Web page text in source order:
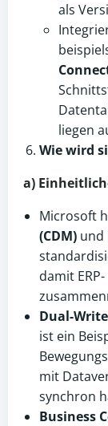
als
liegen
Wie wird
a)
Microsoft
(CDM) und
damit
Dual-Write
ist ein
mit
synchron
Business